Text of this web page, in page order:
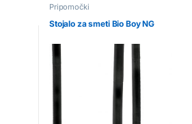
Pripomočki
Stojalo za smeti Bio Boy NG